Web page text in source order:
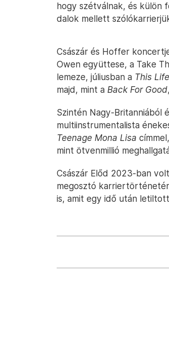
hogy szétválnak, és külön
dalok mellett
Császár és Hoffer
Owen együttese, a Take
lemeze, júliusban a This Life
majd, mint a Back For Good
Szintén Nagy-Britanniából
multiinstrumentalista
Teenage Mona Lisa
mint ötvenmillió
Császár Előd 2023-ban volt
megosztó
is, amit egy idő után